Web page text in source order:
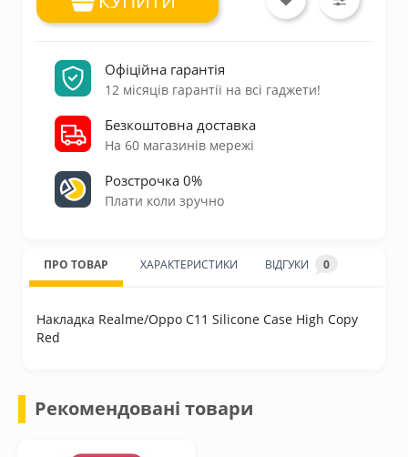
Офіційна гарантія
12 місяців гарантії на всі гаджети!
Безкоштовна доставка
На 60 магазинів мережі
Розстрочка 0%
Плати коли зручно
ПРО ТОВАР ХАРАКТЕРИСТИКИ ВІДГУКИ 0
Накладка Realme/Oppo C11 Silicone Case High Copy
Red
Рекомендовані товари